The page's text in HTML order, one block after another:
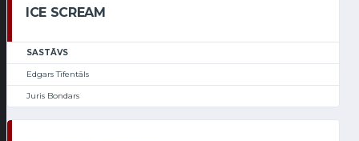
ICE SCREAM
SASTĀVS
Edgars Tīfentāls
Juris Bondars